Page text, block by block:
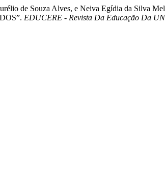
de Souza Alves, e Neiva Egídia da
EDUCERE - Revista Da Educação Da